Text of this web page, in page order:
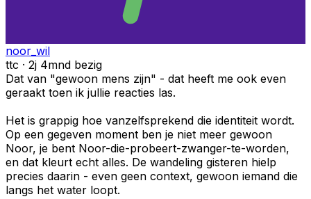
noor_wil
ttc · 2j 4mnd bezig
Dat van "gewoon mens zijn" - dat heeft me ook even
geraakt toen ik jullie reacties las.
Het is grappig hoe vanzelfsprekend die identiteit wordt.
Op een gegeven moment ben je niet meer gewoon
Noor, je bent Noor-die-probeert-zwanger-te-worden,
en dat kleurt echt alles. De wandeling gisteren hielp
precies daarin - even geen context, gewoon iemand die
langs het water loopt.